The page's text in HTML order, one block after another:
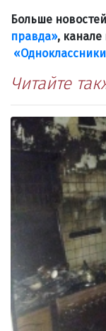
Больше
правда», канале
Читайте